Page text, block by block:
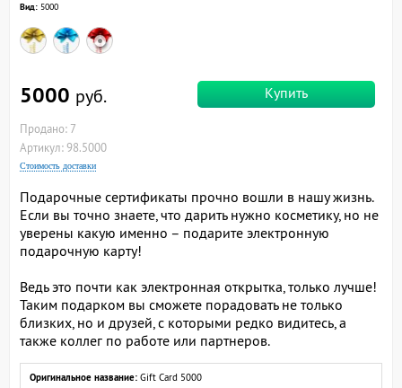
Вид: 5000
5000 руб. Купить
Продано: 7
Артикул: 98.5000
Стоимость доставки
Подарочные сертификаты прочно вошли в нашу жизнь.
Если вы точно знаете, что дарить нужно косметику, но не
уверены какую именно – подарите электронную
подарочную карту!
Ведь это почти как электронная открытка, только лучше!
Таким подарком вы сможете порадовать не только
близких, но и друзей, с которыми редко видитесь, а
также коллег по работе или партнеров.
Оригинальное название: Gift Card 5000